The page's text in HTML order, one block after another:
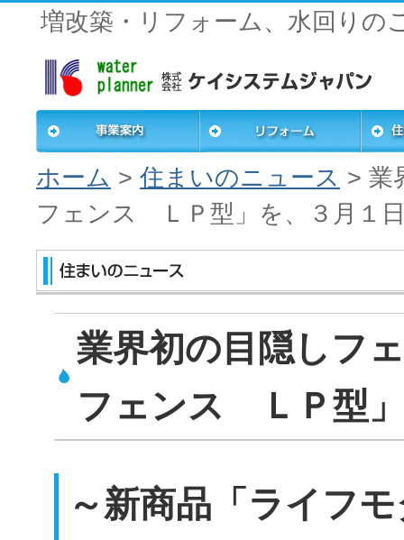
増改築・リフォーム、水回りの
ホーム > 住まいのニュース > 業
フェンス ＬＰ型」を、３月１
業界初の目隠しフ
フェンス ＬＰ型
～新商品「ライフ